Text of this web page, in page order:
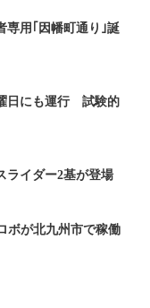
専用｢因幡町通り｣誕
日にも運行 試験的
ライダー2基が登場
が北九州市で稼働